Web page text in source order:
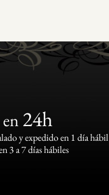
en 24h
y expedido en 1 día hábil
3 a 7 días hábiles